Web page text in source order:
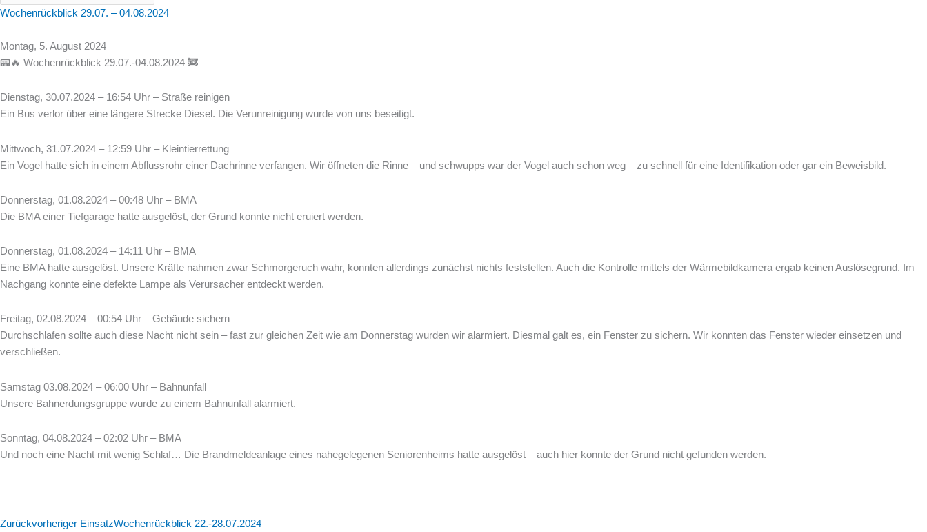
Wochenrückblick 29.07. – 04.08.2024
Montag, 5. August 2024
📟🔥 Wochenrückblick 29.07.-04.08.2024 🚒
Dienstag, 30.07.2024 – 16:54 Uhr – Straße reinigen
Ein Bus verlor über eine längere Strecke Diesel. Die Verunreinigung wurde von uns beseitigt.
Mittwoch, 31.07.2024 – 12:59 Uhr – Kleintierrettung
Ein Vogel hatte sich in einem Abflussrohr einer Dachrinne verfangen. Wir öffneten die Rinne – und schwupps war der Vogel auch schon weg – zu schnell für eine Identifikation oder gar ein Beweisbild.
Donnerstag, 01.08.2024 – 00:48 Uhr – BMA
Die BMA einer Tiefgarage hatte ausgelöst, der Grund konnte nicht eruiert werden.
Donnerstag, 01.08.2024 – 14:11 Uhr – BMA
Eine BMA hatte ausgelöst. Unsere Kräfte nahmen zwar Schmorgeruch wahr, konnten allerdings zunächst nichts feststellen. Auch die Kontrolle mittels der Wärmebildkamera ergab keinen Auslösegrund. Im
Nachgang konnte eine defekte Lampe als Verursacher entdeckt werden.
Freitag, 02.08.2024 – 00:54 Uhr – Gebäude sichern
Durchschlafen sollte auch diese Nacht nicht sein – fast zur gleichen Zeit wie am Donnerstag wurden wir alarmiert. Diesmal galt es, ein Fenster zu sichern. Wir konnten das Fenster wieder einsetzen und
verschließen.
Samstag 03.08.2024 – 06:00 Uhr – Bahnunfall
Unsere Bahnerdungsgruppe wurde zu einem Bahnunfall alarmiert.
Sonntag, 04.08.2024 – 02:02 Uhr – BMA
Und noch eine Nacht mit wenig Schlaf… Die Brandmeldeanlage eines nahegelegenen Seniorenheims hatte ausgelöst – auch hier konnte der Grund nicht gefunden werden.
Zurückvorheriger EinsatzWochenrückblick 22.-28.07.2024